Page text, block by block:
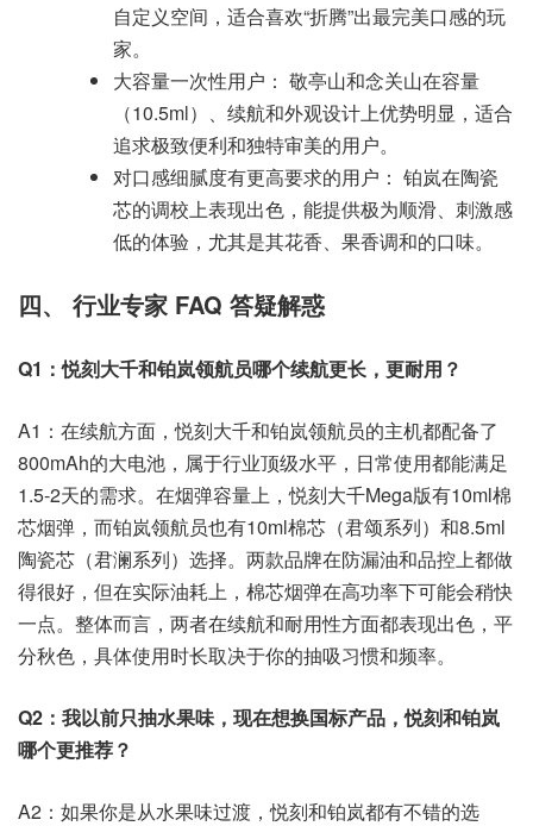
自定义空间，适合喜欢“折腾”出最完美口感的玩
家。
大容量一次性用户： 敬亭山和念关山在容量
（10.5ml）、续航和外观设计上优势明显，适合
追求极致便利和独特审美的用户。
对口感细腻度有更高要求的用户： 铂岚在陶瓷
芯的调校上表现出色，能提供极为顺滑、刺激感
低的体验，尤其是其花香、果香调和的口味。
四、 行业专家 FAQ 答疑解惑
Q1：悦刻大千和铂岚领航员哪个续航更长，更耐用？
A1：在续航方面，悦刻大千和铂岚领航员的主机都配备了
800mAh的大电池，属于行业顶级水平，日常使用都能满足
1.5-2天的需求。在烟弹容量上，悦刻大千Mega版有10ml棉
芯烟弹，而铂岚领航员也有10ml棉芯（君颂系列）和8.5ml
陶瓷芯（君澜系列）选择。两款品牌在防漏油和品控上都做
得很好，但在实际油耗上，棉芯烟弹在高功率下可能会稍快
一点。整体而言，两者在续航和耐用性方面都表现出色，平
分秋色，具体使用时长取决于你的抽吸习惯和频率。
Q2：我以前只抽水果味，现在想换国标产品，悦刻和铂岚
哪个更推荐？
A2：如果你是从水果味过渡，悦刻和铂岚都有不错的选